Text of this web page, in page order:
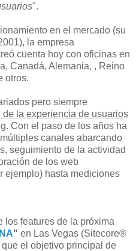
".
en el mercado (su
la empresa
cuenta hoy con oficinas en
Canadá, Alemania, , Reino
otros.
pero siempre
la experiencia de usuarios
. Con el paso de los años ha
canales abarcando
seguimiento de la actividad
de los web
ejemplo) hasta mediciones
los features de la próxima
" en Las Vegas (Sitecore®
el objetivo principal de